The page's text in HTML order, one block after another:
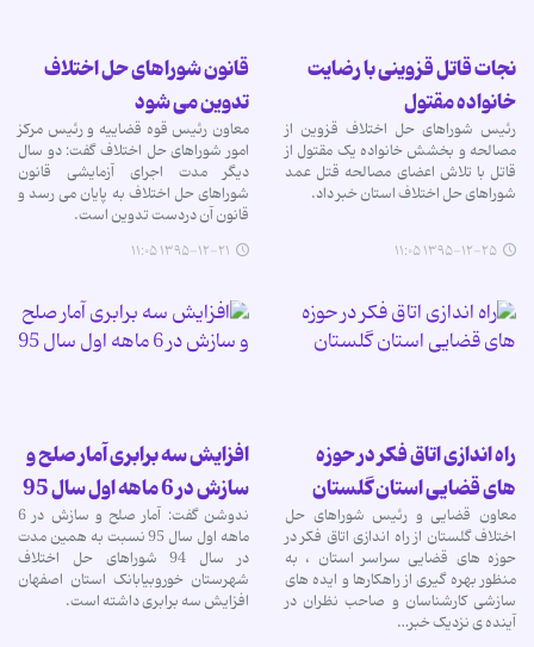
نجات قاتل قزوینی با رضایت
خانواده مقتول
رئیس شوراهای حل اختلاف قزوین از
مصالحه و بخشش خانواده یک مقتول از
قاتل با تلاش اعضای مصالحه قتل عمد
شوراهای حل اختلاف استان خبر داد.
۱۳۹۵-۱۲-۲۵ ۱۱:۰۵
قانون شوراهای حل اختلاف
تدوین می شود
معاون رئیس قوه قضاییه و رئیس مرکز
امور شوراهای حل اختلاف گفت: دو سال
دیگر مدت اجرای آزمایشی قانون
شوراهای حل اختلاف به پایان می رسد و
قانون آن دردست تدوین است.
۱۳۹۵-۱۲-۲۱ ۱۱:۰۵
راه اندازی اتاق فکر در حوزه
های قضایی استان گلستان
معاون قضایی و رئیس شوراهای حل
اختلاف گلستان از راه اندازی اتاق فکر در
حوزه های قضایی سراسر استان ، به
منظور بهره گیری از راهکارها و ایده های
سازشی کارشناسان و صاحب نظران در
آینده ی نزدیک خبر…
افزایش سه برابری آمار صلح و
سازش در 6 ماهه اول سال 95
ندوشن گفت: آمار صلح و سازش در 6
ماهه اول سال 95 نسبت به همین مدت
در سال 94 شوراهای حل اختلاف
شهرستان خوروبیابانک استان اصفهان
افزایش سه برابری داشته است.